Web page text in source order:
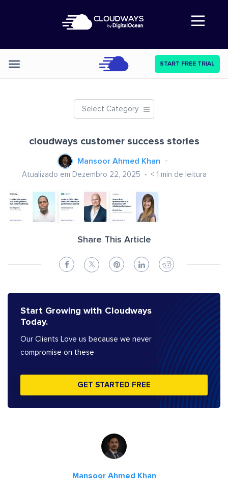
Abre a navegação
Categories START FREE TRIAL
Select Category
cloudways customer success stories
Mansoor Ahmed Khan
Atualizado em Dezembro 22, 2025 < 1 min de leitura
Share This Article
Start Growing with Cloudways
Today.
Our Clients Love us because we never
compromise on these
GET STARTED FREE
Mansoor Ahmed Khan